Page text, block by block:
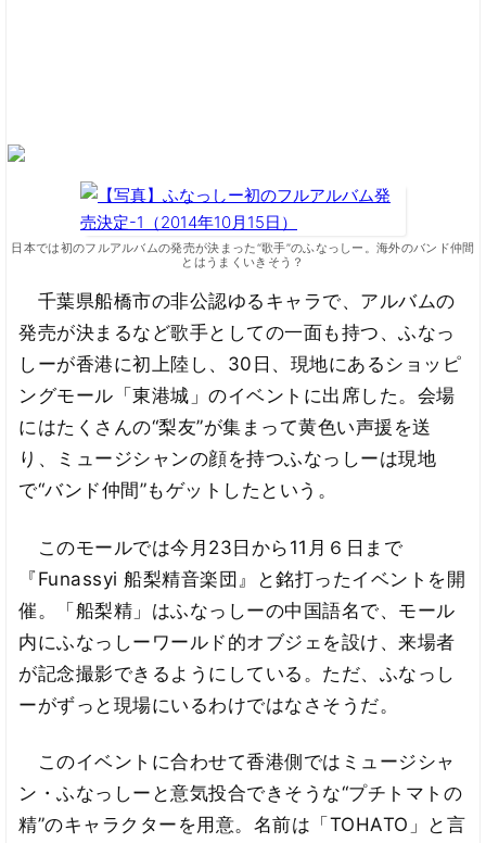
日本では初のフルアルバムの発売が決まった“歌手”のふなっしー。海外のバンド仲間
とはうまくいきそう？
千葉県船橋市の非公認ゆるキャラで、アルバムの
発売が決まるなど歌手としての一面も持つ、ふなっ
しーが香港に初上陸し、30日、現地にあるショッピ
ングモール「東港城」のイベントに出席した。会場
にはたくさんの“梨友”が集まって黄色い声援を送
り、ミュージシャンの顔を持つふなっしーは現地
で“バンド仲間”もゲットしたという。
このモールでは今月23日から11月６日まで
『Funassyi 船梨精音楽団』と銘打ったイベントを開
催。「船梨精」はふなっしーの中国語名で、モール
内にふなっしーワールド的オブジェを設け、来場者
が記念撮影できるようにしている。ただ、ふなっし
ーがずっと現場にいるわけではなさそうだ。
このイベントに合わせて香港側ではミュージシャ
ン・ふなっしーと意気投合できそうな“プチトマトの
精”のキャラクターを用意。名前は「TOHATO」と言